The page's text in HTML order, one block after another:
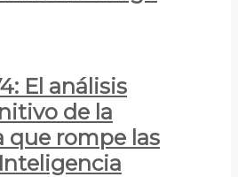
El análisis
de la
que rompe las